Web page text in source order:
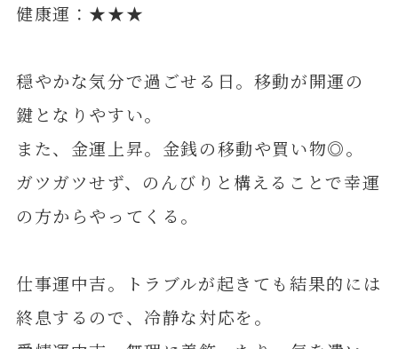
健康運：★★★
穏やかな気分で過ごせる日。移動が開運の
鍵となりやすい。
また、金運上昇。金銭の移動や買い物◎。
ガツガツせず、のんびりと構えることで幸運
の方からやってくる。
仕事運中吉。トラブルが起きても結果的には
終息するので、冷静な対応を。